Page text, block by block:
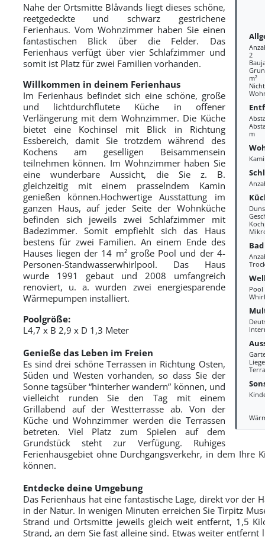
2
m²
m
Bad
Pool
Nahe der Ortsmitte Blåvands liegt dieses schöne,
reetgedeckte und schwarz gestrichene
Ferienhaus. Vom Wohnzimmer haben Sie einen
fantastischen Blick über die Felder. Das
Ferienhaus verfügt über vier Schlafzimmer und
somit ist Platz für zwei Familien vorhanden.
Willkommen in deinem Ferienhaus
Im Ferienhaus befindet sich eine schöne, große
und lichtdurchflutete Küche in offener
Verlängerung mit dem Wohnzimmer. Die Küche
bietet eine Kochinsel mit Blick in Richtung
Essbereich, damit Sie trotzdem während des
Kochens am geselligen Beisammensein
teilnehmen können. Im Wohnzimmer haben Sie
eine wunderbare Aussicht, die Sie z. B.
gleichzeitig mit einem prasselndem Kamin
genießen können.Hochwertige Ausstattung im
ganzen Haus, auf jeder Seite der Wohnküche
befinden sich jeweils zwei Schlafzimmer mit
Badezimmer. Somit empfiehlt sich das Haus
bestens für zwei Familien. An einem Ende des
Hauses liegen der 14 m² große Pool und der 4-
Personen-Standwasserwhirlpool. Das Haus
wurde 1991 gebaut und 2008 umfangreich
renoviert, u. a. wurden zwei energiesparende
Wärmepumpen installiert.
Poolgröße:
L4,7 x B 2,9 x D 1,3 Meter
Genieße das Leben im Freien
Es sind drei schöne Terrassen in Richtung Osten,
Süden und Westen vorhanden, so dass Sie der
Sonne tagsüber “hinterher wandern” können, und
vielleicht runden Sie den Tag mit einem
Grillabend auf der Westterrasse ab. Von der
Küche und Wohnzimmer werden die Terrassen
betreten. Viel Platz zum Spielen auf dem
Grundstück steht zur Verfügung. Ruhiges
Ferienhausgebiet ohne Durchgangsverkehr, in dem Ihre
können.
Entdecke deine Umgebung
Das Ferienhaus hat eine fantastische Lage, direkt vor der
in der Natur. In wenigen Minuten erreichen Sie Tirpitz
Strand und Ortsmitte jeweils gleich weit entfernt, 1,5
Strand, an dem Sie fast alleine sind. Etwas weiter